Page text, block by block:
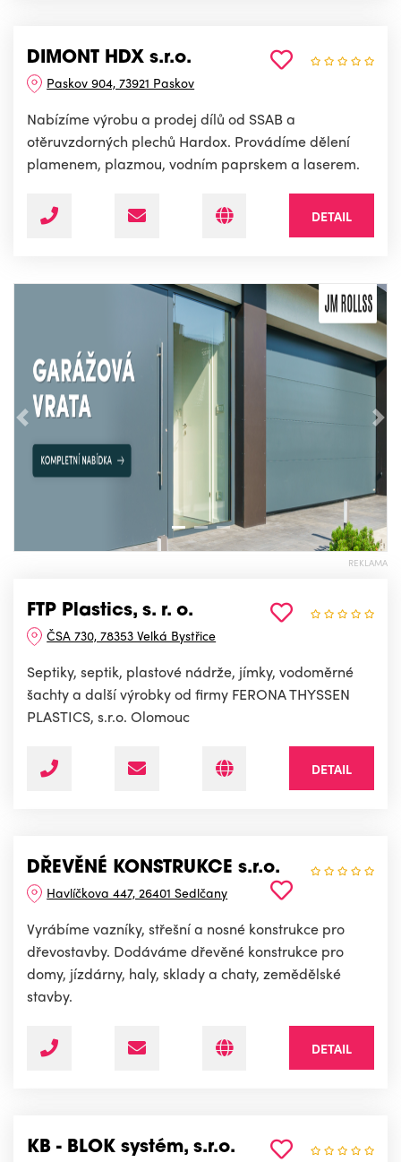
DIMONT HDX s.r.o.
Paskov 904, 73921 Paskov
Nabízíme výrobu a prodej dílů od SSAB a
otěruvzdorných plechů Hardox. Provádíme dělení
plamenem, plazmou, vodním paprskem a laserem.
DETAIL
Předchozí
REKLAMA
FTP Plastics, s. r. o.
ČSA 730, 78353 Velká Bystřice
Septiky, septik, plastové nádrže, jímky, vodoměrné
šachty a další výrobky od firmy FERONA THYSSEN
PLASTICS, s.r.o. Olomouc
DETAIL
DŘEVĚNÉ KONSTRUKCE s.r.o.
Havlíčkova 447, 26401 Sedlčany
Vyrábíme vazníky, střešní a nosné konstrukce pro
dřevostavby. Dodáváme dřevěné konstrukce pro
domy, jízdárny, haly, sklady a chaty, zemědělské
stavby.
DETAIL
KB - BLOK systém, s.r.o.